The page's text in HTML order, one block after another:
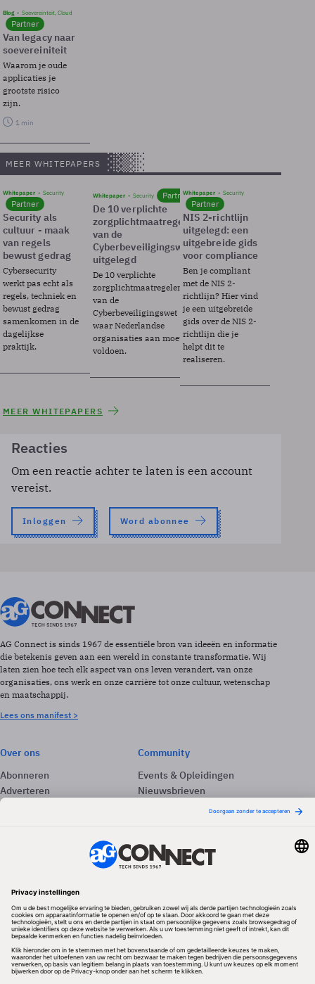
Blog Soevereinteit, Cloud
Partner
Van legacy naar
soevereiniteit
Waarom je oude
applicaties je
grootste risico
zijn.
1 min
MEER WHITEPAPERS
Whitepaper Security
Partner
Security als
cultuur - maak
van regels
bewust gedrag
Cybersecurity
werkt pas echt als
regels, techniek en
bewust gedrag
samenkomen in de
dagelijkse
praktijk.
Whitepaper Security Partner
De 10 verplichte
zorgplichtmaatregelen
van de
Cyberbeveiligingswet
uitgelegd
De 10 verplichte
zorgplichtmaatregelen
van de
Cyberbeveiligingswet
waar Nederlandse
organisaties aan moeten
voldoen.
Whitepaper Security
Partner
NIS 2-richtlijn
uitgelegd: een
uitgebreide gids
voor compliance
Ben je compliant
met de NIS 2-
richtlijn? Hier vind
je een uitgebreide
gids over de NIS 2-
richtlijn die je
helpt dit te
realiseren.
MEER WHITEPAPERS
Reacties
Om een reactie achter te laten is een account
vereist.
Inloggen Word abonnee
AG Connect is sinds 1967 de essentiële bron van ideeën en informatie
die betekenis geven aan een wereld in constante transformatie. Wij
laten zien hoe tech elk aspect van ons leven verandert, van onze
organisaties, ons werk en onze carrière tot onze cultuur, wetenschap
en maatschappij.
Lees ons manifest >
Over ons
Abonneren
Adverteren
Community
Events & Opleidingen
Nieuwsbrieven
Redactionele partner